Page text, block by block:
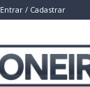
Entrar / Cadastrar